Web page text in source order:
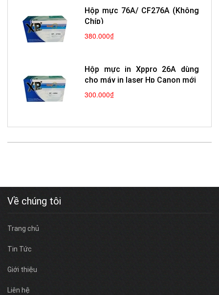
Hộp mực 76A/ CF276A (Không
Chíp)
380.000₫
Hộp mực in Xppro 26A dùng
cho máy in laser Hp Canon mới
300.000₫
Về chúng tôi
Trang chủ
Tin Tức
Giới thiệu
Liên hệ